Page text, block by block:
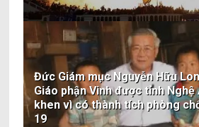
Đức Giám mục Nguyễn Hữu
Giáo phận Vinh được tỉnh
khen vì có thành tích phòng
19